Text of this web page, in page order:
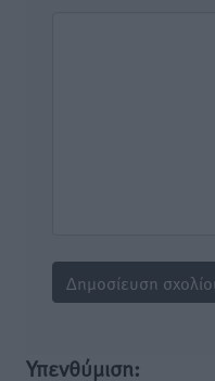
Υπενθύμιση: